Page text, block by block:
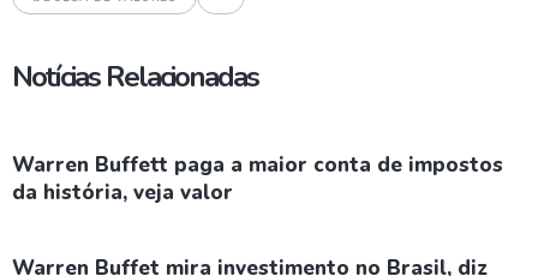
Notícias Relacionadas
Warren Buffett paga a maior conta de impostos
da história, veja valor
Warren Buffet mira investimento no Brasil, diz